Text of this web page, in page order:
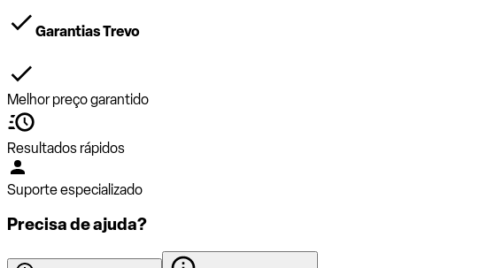
Garantias Trevo
Melhor preço garantido
Resultados rápidos
Suporte especializado
Precisa de ajuda?